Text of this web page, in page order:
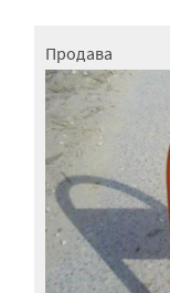
Продава